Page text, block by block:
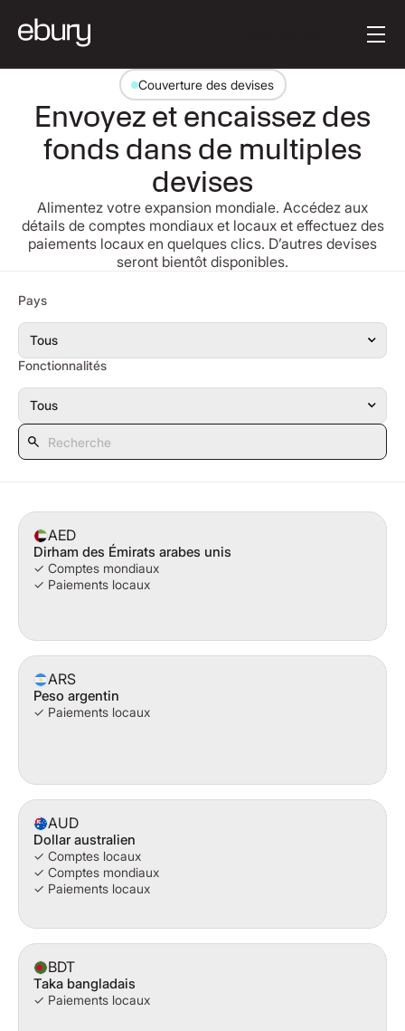
Couverture des devises
Envoyez et encaissez des
fonds dans de multiples
devises
Alimentez votre expansion mondiale. Accédez aux
détails de comptes mondiaux et locaux et effectuez des
paiements locaux en quelques clics. D’autres devises
seront bientôt disponibles.
Pays
Fonctionnalités
AED
Dirham des Émirats arabes unis
✓ Comptes mondiaux
✓ Paiements locaux
ARS
Peso argentin
✓ Paiements locaux
AUD
Dollar australien
✓ Comptes locaux
✓ Comptes mondiaux
✓ Paiements locaux
BDT
Taka bangladais
✓ Paiements locaux